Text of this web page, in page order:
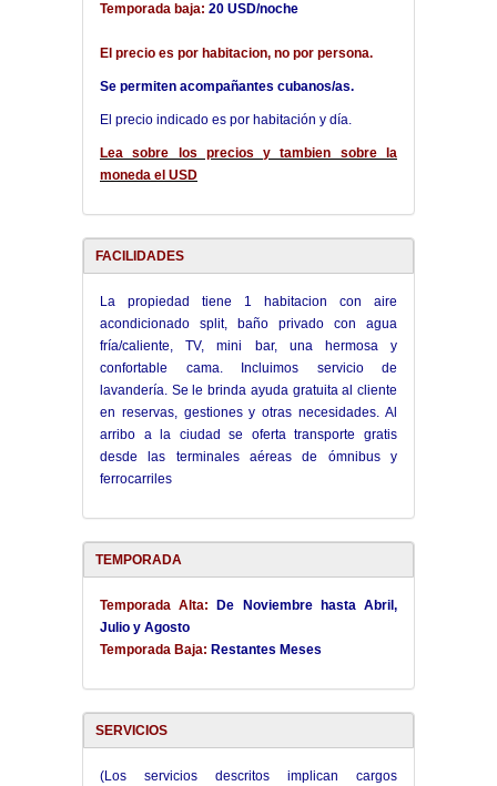
Temporada baja: 20 USD/noche
El precio es por habitacion, no por persona.
Se permiten acompañantes cubanos/as.
El precio indicado es por habitación y día.
Lea sobre los precios y tambien sobre la
moneda el USD
FACILIDADES
La propiedad tiene 1 habitacion con aire
acondicionado split, baño privado con agua
fría/caliente, TV, mini bar, una hermosa y
confortable cama. Incluimos servicio de
lavandería. Se le brinda ayuda gratuita al cliente
en reservas, gestiones y otras necesidades. Al
arribo a la ciudad se oferta transporte gratis
desde las terminales aéreas de ómnibus y
ferrocarriles
TEMPORADA
Temporada Alta:
De Noviembre hasta Abril,
Julio y Agosto
Temporada Baja: Restantes Meses
SERVICIOS
(Los servicios descritos implican cargos